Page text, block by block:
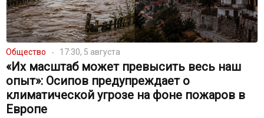
Общество 17:30, 5 августа
«Их масштаб может превысить весь наш
опыт»: Осипов предупреждает о
климатической угрозе на фоне пожаров в
Европе